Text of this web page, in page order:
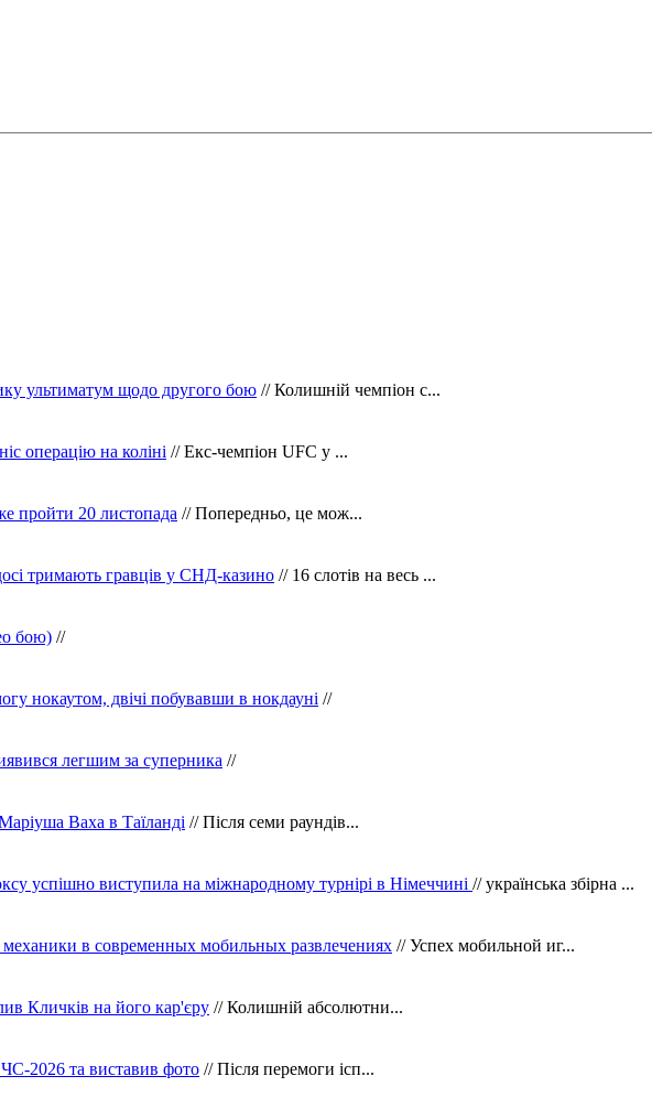
ультиматум щодо другого бою // Колишній чемпіон с...
операцію на коліні // Екс-чемпіон UFC у ...
пройти 20 листопада // Попередньо, це мож...
тримають гравців у СНД-казино // 16 слотів на весь ...
бою) //
нокаутом, двічі побувавши в нокдауні //
легшим за суперника //
Ваха в Таїланді // Після семи раундів...
успішно виступила на міжнародному турнірі в Німеччині // українська збірна ...
в современных мобильных развлечениях // Успех мобильной иг...
Кличків на його кар'єру // Колишній абсолютни...
2026 та виставив фото // Після перемоги ісп...